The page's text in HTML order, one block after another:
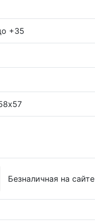
+35
Безналичная на сайте